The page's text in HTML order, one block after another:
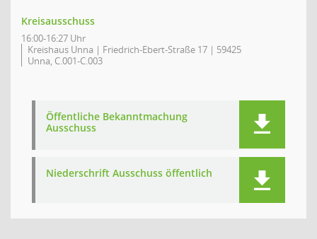
Kreisausschuss
16:00-16:27 Uhr
Kreishaus Unna | Friedrich-Ebert-Straße 17 | 59425
Unna, C.001-C.003
Öffentliche Bekanntmachung
Ausschuss
Niederschrift Ausschuss öffentlich